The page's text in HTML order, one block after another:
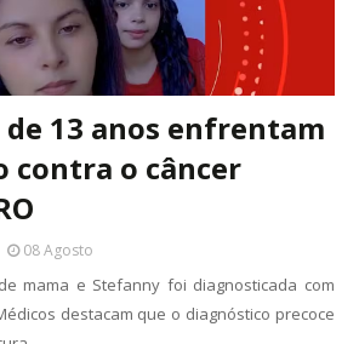
13 anos enfrentam
o câncer
08 Agosto
mama e Stefanny foi diagnosticada com
destacam que o diagnóstico precoce